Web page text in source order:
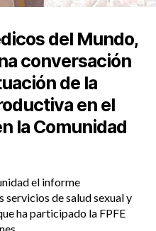
del Mundo,
conversación
de la
en el
la Comunidad
el informe
servicios de salud sexual y
ha participado la FPFE